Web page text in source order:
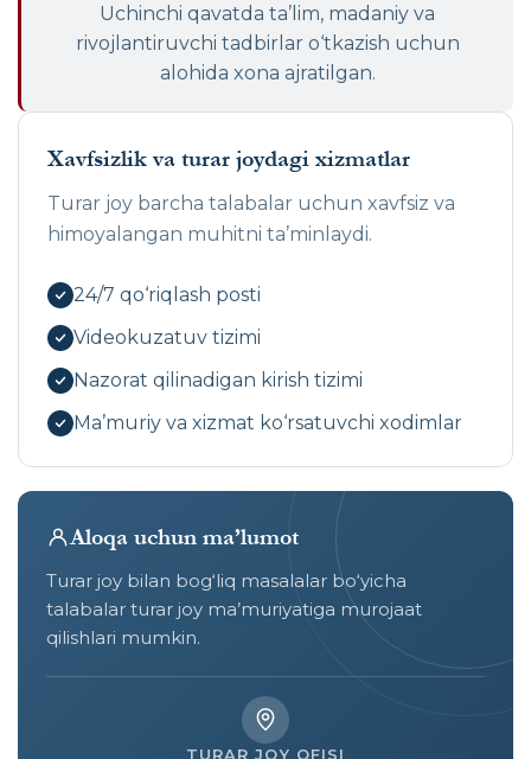
Uchinchi qavatda ta’lim, madaniy va
rivojlantiruvchi tadbirlar o‘tkazish uchun
alohida xona ajratilgan.
Xavfsizlik va turar joydagi xizmatlar
Turar joy barcha talabalar uchun xavfsiz va
himoyalangan muhitni ta’minlaydi.
24/7 qo‘riqlash posti
Videokuzatuv tizimi
Nazorat qilinadigan kirish tizimi
Ma’muriy va xizmat ko‘rsatuvchi xodimlar
Aloqa uchun ma’lumot
Turar joy bilan bog‘liq masalalar bo‘yicha
talabalar turar joy ma’muriyatiga murojaat
qilishlari mumkin.
TURAR JOY OFISI